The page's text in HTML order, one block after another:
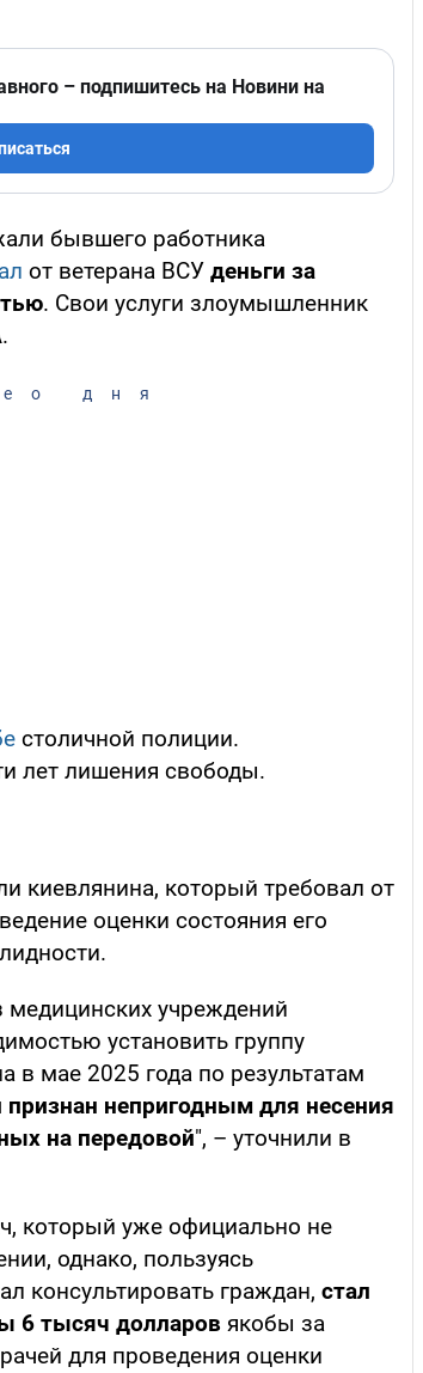
– подпишитесь на Новини на
бывшего работника
от ветерана ВСУ деньги за
. Свои услуги злоумышленник
.
дня
столичной полиции.
лет лишения свободы.
киевлянина, который требовал от
оценки состояния его
медицинских учреждений
установить группу
в мае 2025 года по результатам
непригодным для несения
на передовой", – уточнили в
который уже официально не
однако, пользуясь
консультировать граждан, стал
6 тысяч долларов якобы за
для проведения оценки